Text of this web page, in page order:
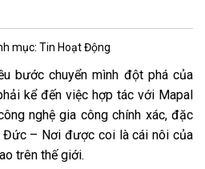
mục: Tin Hoạt Động
bước chuyển mình đột phá của
kể đến việc hợp tác với Mapal
nghệ gia công chính xác, đặc
– Nơi được coi là cái nôi của
trên thế giới.